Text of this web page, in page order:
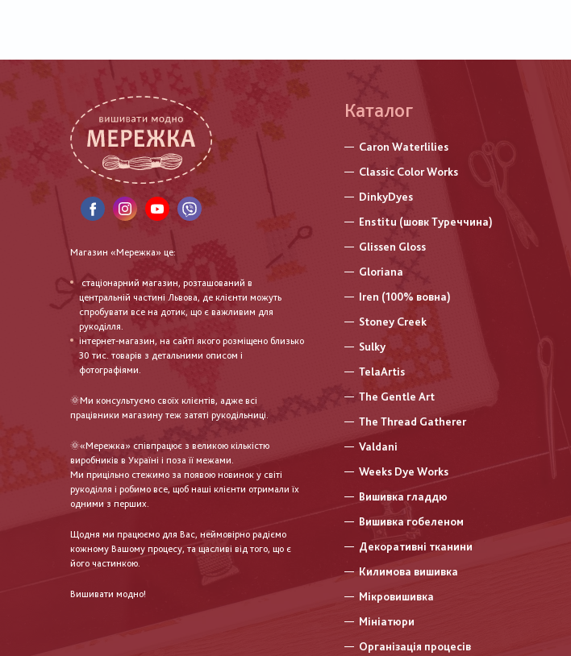
Магазин «Мережка» це:
стаціонарний магазин, розташований в
центральній частині Львова, де клієнти можуть
спробувати все на дотик, що є важливим для
рукоділля.
інтернет-магазин, на сайті якого розміщено близько
30 тис. товарів з детальними описом і
фотографіями.
🌞Ми консультуємо своїх клієнтів, адже всі
працівники магазину теж затяті рукодільниці.
🌞«Мережка» співпрацює з великою кількістю
виробників в Україні і поза її межами.
Ми прицільно стежимо за появою новинок у світі
рукоділля і робимо все, щоб наші клієнти отримали їх
одними з перших.
Щодня ми працюємо для Вас, неймовірно радіємо
кожному Вашому процесу, та щасливі від того, що є
його частинкою.
Вишивати модно!
Каталог
Caron Waterlilies
Classic Color Works
DinkyDyes
Enstitu (шовк Туреччина)
Glissen Gloss
Gloriana
Iren (100% вовна)
Stoney Creek
Sulky
TelaArtis
The Gentle Art
The Thread Gatherer
Valdani
Weeks Dye Works
Вишивка гладдю
Вишивка гобеленом
Декоративні тканини
Килимова вишивка
Мікровишивка
Мініатюри
Організація процесів